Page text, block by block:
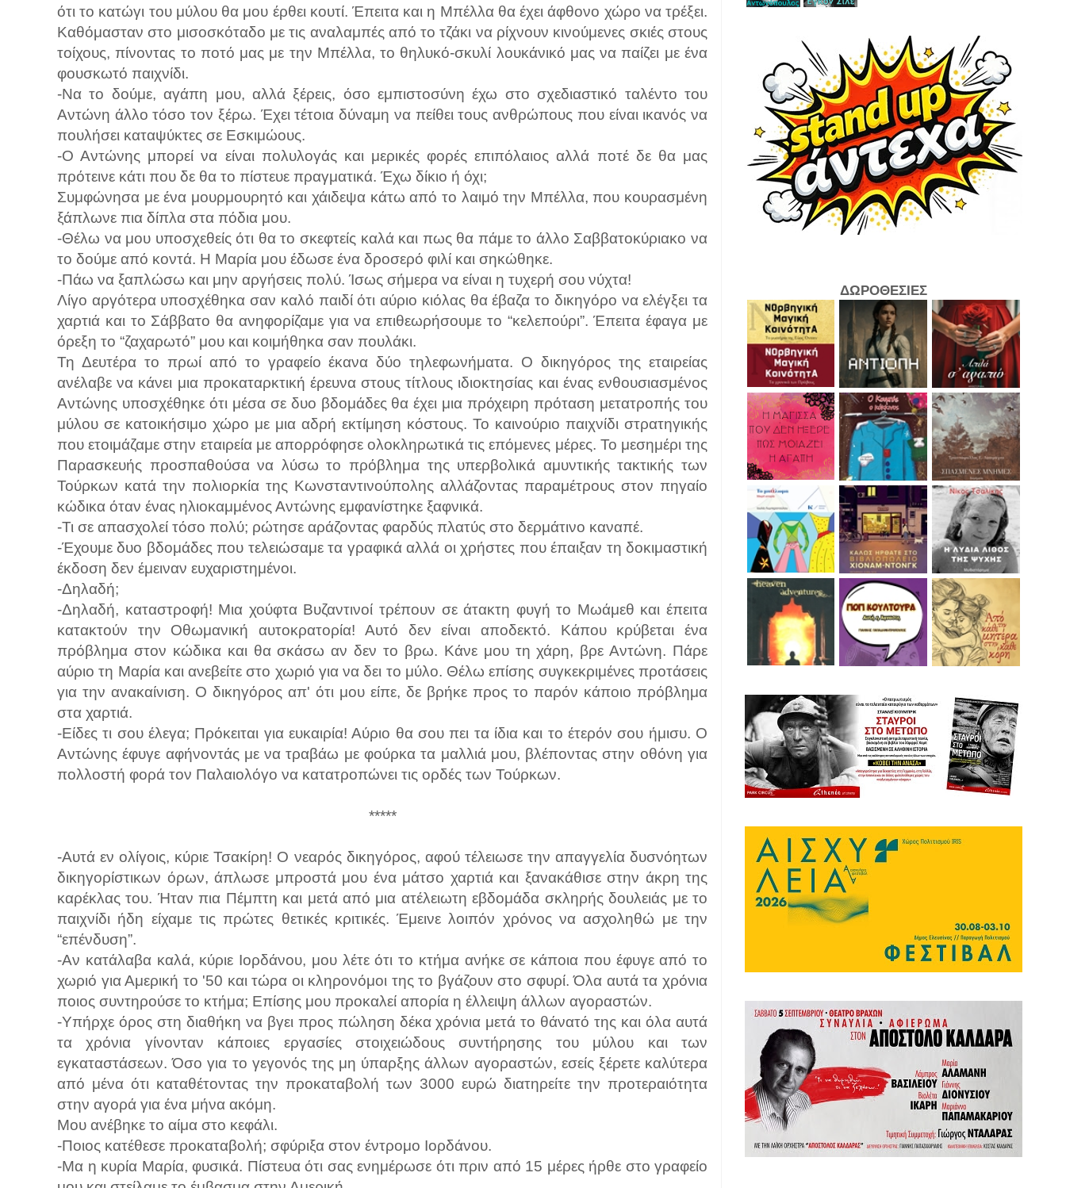
ότι το κατώγι του μύλου θα μου έρθει κουτί. Έπειτα και η Μπέλλα θα έχει άφθονο χώρο να τρέξει.
Καθόμασταν στο μισοσκόταδο με τις αναλαμπές από το τζάκι να ρίχνουν κινούμενες σκιές στους
τοίχους, πίνοντας το ποτό μας με την Μπέλλα, το θηλυκό-σκυλί λουκάνικό μας να παίζει με ένα
φουσκωτό παιχνίδι.
-Να το δούμε, αγάπη μου, αλλά ξέρεις, όσο εμπιστοσύνη έχω στο σχεδιαστικό ταλέντο του
Αντώνη άλλο τόσο τον ξέρω. Έχει τέτοια δύναμη να πείθει τους ανθρώπους που είναι ικανός να
πουλήσει καταψύκτες σε Εσκιμώους.
-Ο Αντώνης μπορεί να είναι πολυλογάς και μερικές φορές επιπόλαιος αλλά ποτέ δε θα μας
πρότεινε κάτι που δε θα το πίστευε πραγματικά. Έχω δίκιο ή όχι;
Συμφώνησα με ένα μουρμουρητό και χάιδεψα κάτω από το λαιμό την Μπέλλα, που κουρασμένη
ξάπλωνε πια δίπλα στα πόδια μου.
-Θέλω να μου υποσχεθείς ότι θα το σκεφτείς καλά και πως θα πάμε το άλλο Σαββατοκύριακο να
το δούμε από κοντά. Η Μαρία μου έδωσε ένα δροσερό φιλί και σηκώθηκε.
-Πάω να ξαπλώσω και μην αργήσεις πολύ. Ίσως σήμερα να είναι η τυχερή σου νύχτα!
Λίγο αργότερα υποσχέθηκα σαν καλό παιδί ότι αύριο κιόλας θα έβαζα το δικηγόρο να ελέγξει τα
χαρτιά και το Σάββατο θα ανηφορίζαμε για να επιθεωρήσουμε το “κελεπούρι”. Έπειτα έφαγα με
όρεξη το “ζαχαρωτό” μου και κοιμήθηκα σαν πουλάκι.
Τη Δευτέρα το πρωί από το γραφείο έκανα δύο τηλεφωνήματα. Ο δικηγόρος της εταιρείας
ανέλαβε να κάνει μια προκαταρκτική έρευνα στους τίτλους ιδιοκτησίας και ένας ενθουσιασμένος
Αντώνης υποσχέθηκε ότι μέσα σε δυο βδομάδες θα έχει μια πρόχειρη πρόταση μετατροπής του
μύλου σε κατοικήσιμο χώρο με μια αδρή εκτίμηση κόστους. Το καινούριο παιχνίδι στρατηγικής
που ετοιμάζαμε στην εταιρεία με απορρόφησε ολοκληρωτικά τις επόμενες μέρες. Το μεσημέρι της
Παρασκευής προσπαθούσα να λύσω το πρόβλημα της υπερβολικά αμυντικής τακτικής των
Τούρκων κατά την πολιορκία της Κωνσταντινούπολης αλλάζοντας παραμέτρους στον πηγαίο
κώδικα όταν ένας ηλιοκαμμένος Αντώνης εμφανίστηκε ξαφνικά.
-Τι σε απασχολεί τόσο πολύ; ρώτησε αράζοντας φαρδύς πλατύς στο δερμάτινο καναπέ.
-Έχουμε δυο βδομάδες που τελειώσαμε τα γραφικά αλλά οι χρήστες που έπαιξαν τη δοκιμαστική
έκδοση δεν έμειναν ευχαριστημένοι.
-Δηλαδή;
-Δηλαδή, καταστροφή! Μια χούφτα Βυζαντινοί τρέπουν σε άτακτη φυγή το Μωάμεθ και έπειτα
κατακτούν την Οθωμανική αυτοκρατορία! Αυτό δεν είναι αποδεκτό. Κάπου κρύβεται ένα
πρόβλημα στον κώδικα και θα σκάσω αν δεν το βρω. Κάνε μου τη χάρη, βρε Αντώνη. Πάρε
αύριο τη Μαρία και ανεβείτε στο χωριό για να δει το μύλο. Θέλω επίσης συγκεκριμένες προτάσεις
για την ανακαίνιση. Ο δικηγόρος απ' ότι μου είπε, δε βρήκε προς το παρόν κάποιο πρόβλημα
στα χαρτιά.
-Είδες τι σου έλεγα; Πρόκειται για ευκαιρία! Αύριο θα σου πει τα ίδια και το έτερόν σου ήμισυ. Ο
Αντώνης έφυγε αφήνοντάς με να τραβάω με φούρκα τα μαλλιά μου, βλέποντας στην οθόνη για
πολλοστή φορά τον Παλαιολόγο να κατατροπώνει τις ορδές των Τούρκων.
*****
-Αυτά εν ολίγοις, κύριε Τσακίρη! Ο νεαρός δικηγόρος, αφού τέλειωσε την απαγγελία δυσνόητων
δικηγορίστικων όρων, άπλωσε μπροστά μου ένα μάτσο χαρτιά και ξανακάθισε στην άκρη της
καρέκλας του. Ήταν πια Πέμπτη και μετά από μια ατέλειωτη εβδομάδα σκληρής δουλειάς με το
παιχνίδι ήδη είχαμε τις πρώτες θετικές κριτικές. Έμεινε λοιπόν χρόνος να ασχοληθώ με την
“επένδυση”.
-Αν κατάλαβα καλά, κύριε Ιορδάνου, μου λέτε ότι το κτήμα ανήκε σε κάποια που έφυγε από το
χωριό για Αμερική το '50 και τώρα οι κληρονόμοι της το βγάζουν στο σφυρί. Όλα αυτά τα χρόνια
ποιος συντηρούσε το κτήμα; Επίσης μου προκαλεί απορία η έλλειψη άλλων αγοραστών.
-Υπήρχε όρος στη διαθήκη να βγει προς πώληση δέκα χρόνια μετά το θάνατό της και όλα αυτά
τα χρόνια γίνονταν κάποιες εργασίες στοιχειώδους συντήρησης του μύλου και των
εγκαταστάσεων. Όσο για το γεγονός της μη ύπαρξης άλλων αγοραστών, εσείς ξέρετε καλύτερα
από μένα ότι καταθέτοντας την προκαταβολή των 3000 ευρώ διατηρείτε την προτεραιότητα
στην αγορά για ένα μήνα ακόμη.
Μου ανέβηκε το αίμα στο κεφάλι.
-Ποιος κατέθεσε προκαταβολή; σφύριξα στον έντρομο Ιορδάνου.
-Μα η κυρία Μαρία, φυσικά. Πίστευα ότι σας ενημέρωσε ότι πριν από 15 μέρες ήρθε στο γραφείο
ΔΩΡΟΘΕΣΙΕΣ